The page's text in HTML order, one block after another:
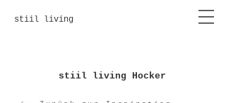
stiil living
stiil living Hocker